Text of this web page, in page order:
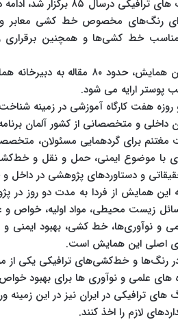
وی با اشاره به اینکه اولین
رنگ‌های مخصوص خط‌ کشی معابر و
خط ‌کشی‌ها و همچنین برقراری
روزه هفت کارگاه آموزشی در زمینه
و متخصصانی از کشور آلمان
برای گردهمایی مسئولان، متخصصان،
با موضوع ایمنی، حمل و نقل و
و دستاوردهای پژوهشی در داخل و
این همایش از فردا به مدت دو روز در
زیست محیطی، مواد اولیه، خواص
و نوآوری‌ها، خط کشی، بهبود ایمنی و
اصلی این همایش است.
در رنگ‌ها و خط‌کشی‌های ترافیکی
های علمی و نوآوری ها برای بهبود
ترافیکی در ایران نیز در این زمینه
لازم را اخذ کنند.